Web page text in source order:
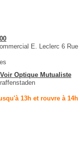
E. Leclerc 6 Rue
Optique Mutualiste
13h et rouvre à 14h